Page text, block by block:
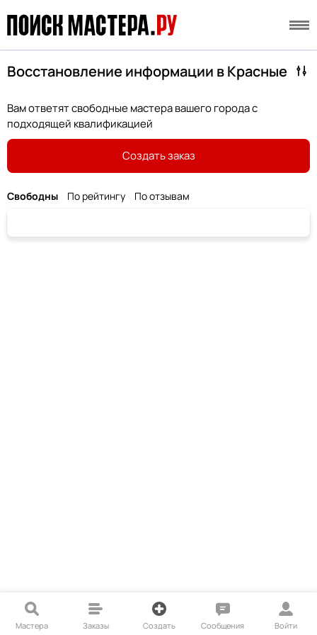
Восстановление информации в Красные
Вам ответят свободные мастера вашего города с
подходящей квалификацией
Создать заказ
Свободны По рейтингу По отзывам
Мастера Заказы Создать Сообщения Войти